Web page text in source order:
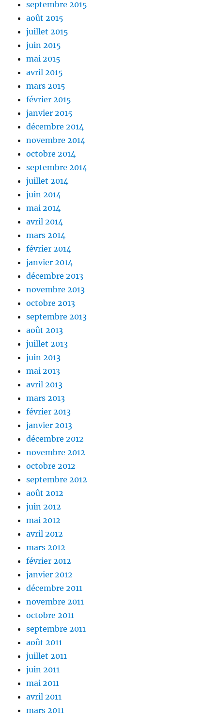
septembre 2015
août 2015
juillet 2015
juin 2015
mai 2015
avril 2015
mars 2015
février 2015
janvier 2015
décembre 2014
novembre 2014
octobre 2014
septembre 2014
juillet 2014
juin 2014
mai 2014
avril 2014
mars 2014
février 2014
janvier 2014
décembre 2013
novembre 2013
octobre 2013
septembre 2013
août 2013
juillet 2013
juin 2013
mai 2013
avril 2013
mars 2013
février 2013
janvier 2013
décembre 2012
novembre 2012
octobre 2012
septembre 2012
août 2012
juin 2012
mai 2012
avril 2012
mars 2012
février 2012
janvier 2012
décembre 2011
novembre 2011
octobre 2011
septembre 2011
août 2011
juillet 2011
juin 2011
mai 2011
avril 2011
mars 2011